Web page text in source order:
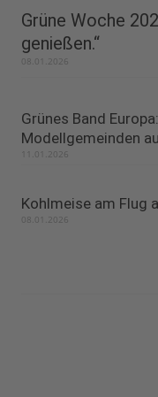
Grüne Woche
genießen.“
08.01.2026
Grünes Band
Modellgemeinden
11.01.2026
Kohlmeise am Flug
08.01.2026